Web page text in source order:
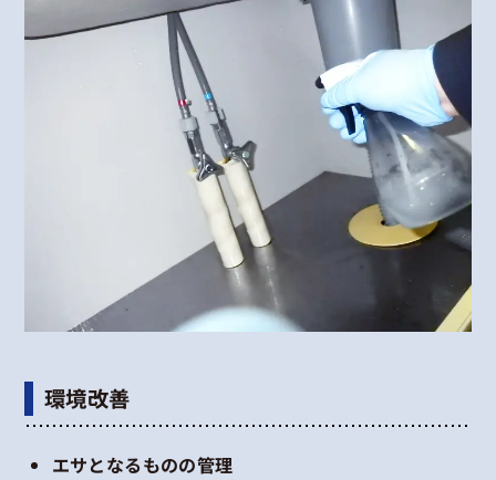
環境改善
エサとなるものの管理